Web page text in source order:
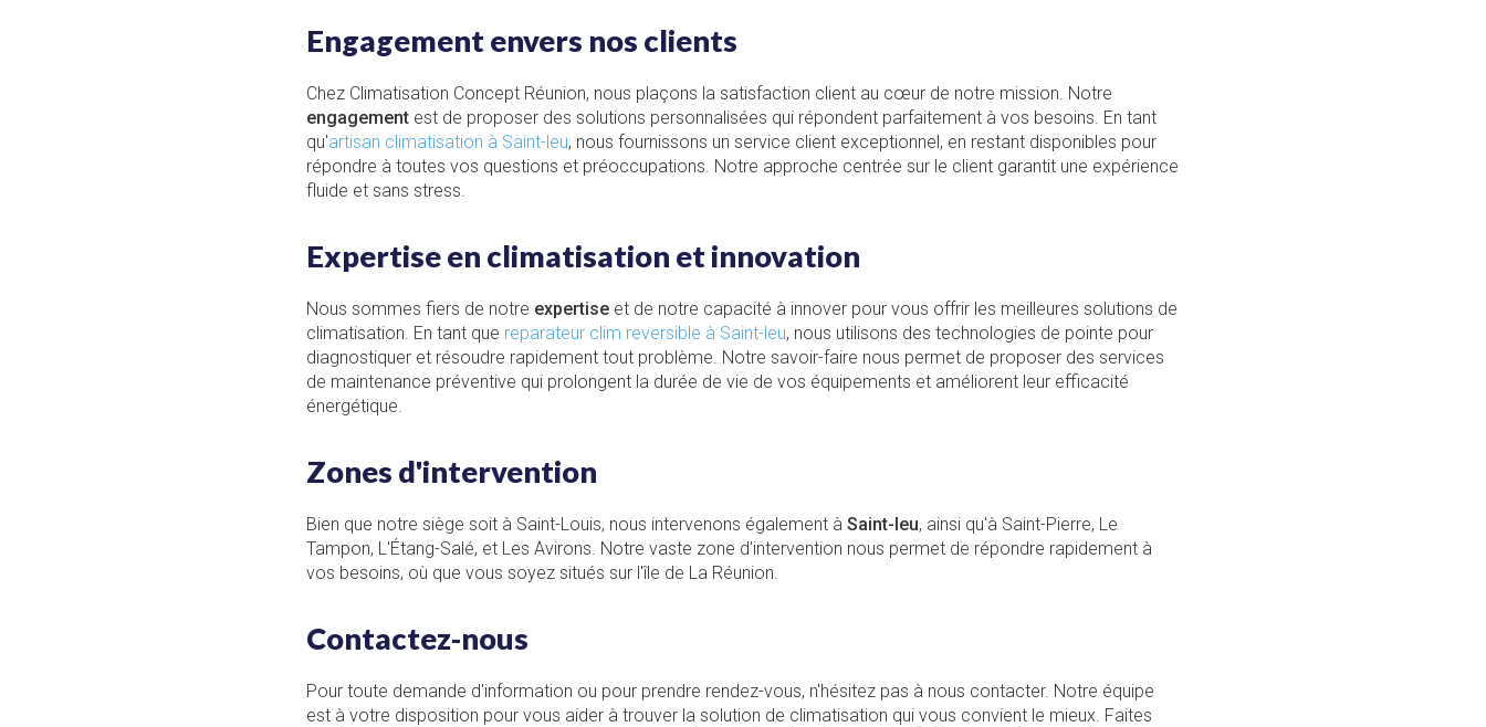
Engagement envers nos clients
Chez Climatisation Concept Réunion, nous plaçons la satisfaction client au cœur de notre mission. Notre
engagement est de proposer des solutions personnalisées qui répondent parfaitement à vos besoins. En tant
qu'artisan climatisation à Saint-leu, nous fournissons un service client exceptionnel, en restant disponibles pour
répondre à toutes vos questions et préoccupations. Notre approche centrée sur le client garantit une expérience
fluide et sans stress.
Expertise en climatisation et innovation
Nous sommes fiers de notre expertise et de notre capacité à innover pour vous offrir les meilleures solutions de
climatisation. En tant que reparateur clim reversible à Saint-leu, nous utilisons des technologies de pointe pour
diagnostiquer et résoudre rapidement tout problème. Notre savoir-faire nous permet de proposer des services
de maintenance préventive qui prolongent la durée de vie de vos équipements et améliorent leur efficacité
énergétique.
Zones d'intervention
Bien que notre siège soit à Saint-Louis, nous intervenons également à Saint-leu, ainsi qu'à Saint-Pierre, Le
Tampon, L'Étang-Salé, et Les Avirons. Notre vaste zone d'intervention nous permet de répondre rapidement à
vos besoins, où que vous soyez situés sur l'île de La Réunion.
Contactez-nous
Pour toute demande d'information ou pour prendre rendez-vous, n'hésitez pas à nous contacter. Notre équipe
est à votre disposition pour vous aider à trouver la solution de climatisation qui vous convient le mieux. Faites